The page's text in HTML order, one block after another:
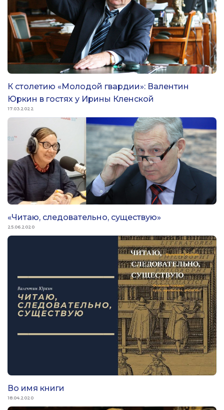
К столетию «Молодой гвардии»: Валентин
Юркин в гостях у Ирины Кленской
17.03.2022
«Читаю, следовательно, существую»
25.06.2020
Во имя книги
18.04.2020